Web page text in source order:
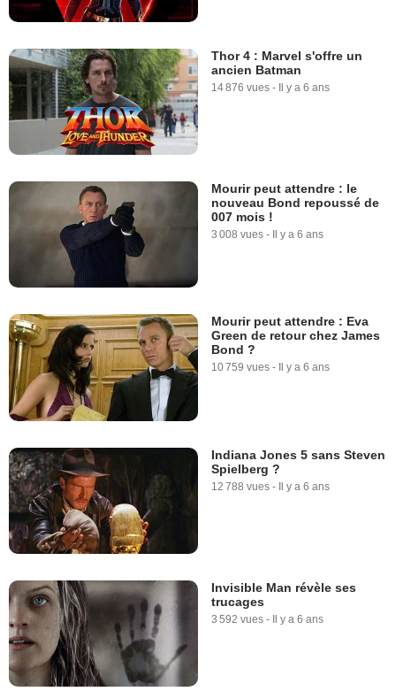
Thor 4 : Marvel s'offre un
ancien Batman
14 876 vues - Il y a 6 ans
Mourir peut attendre : le
nouveau Bond repoussé de
007 mois !
3 008 vues - Il y a 6 ans
Mourir peut attendre : Eva
Green de retour chez James
Bond ?
10 759 vues - Il y a 6 ans
Indiana Jones 5 sans Steven
Spielberg ?
12 788 vues - Il y a 6 ans
Invisible Man révèle ses
trucages
3 592 vues - Il y a 6 ans